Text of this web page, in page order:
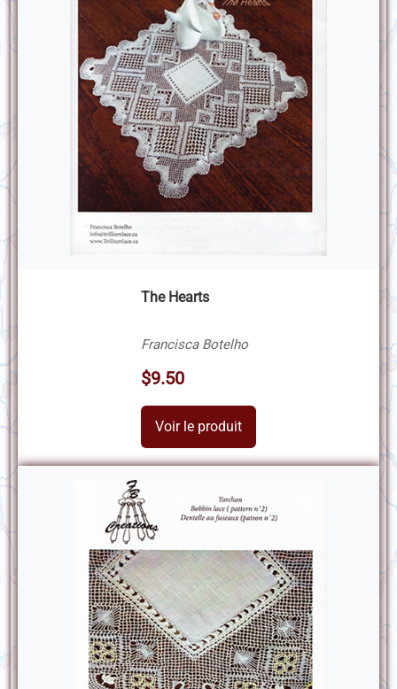
The Hearts
Francisca Botelho
$9.50
Voir le produit